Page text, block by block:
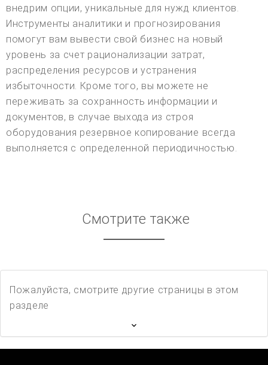
внедрим опции, уникальные для нужд клиентов.
Инструменты аналитики и прогнозирования
помогут вам вывести свой бизнес на новый
уровень за счет рационализации затрат,
распределения ресурсов и устранения
избыточности. Кроме того, вы можете не
переживать за сохранность информации и
документов, в случае выхода из строя
оборудования резервное копирование всегда
выполняется с определенной периодичностью.
Смотрите также
Пожалуйста, смотрите другие страницы в этом
разделе